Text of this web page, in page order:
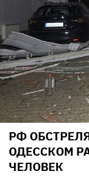
РФ
ОДЕССКОМ
ЧЕЛОВЕК